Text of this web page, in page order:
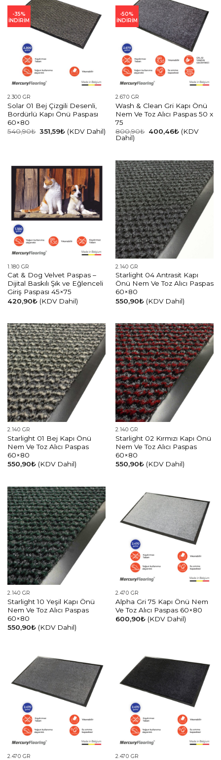
-35%
İNDİRİM
2.300 GR
Solar 01 Bej Çizgili Desenli,
Bordürlü Kapı Önü Paspası
60×80
540,90₺ Orijinal
fiyat:
351,59₺Şu
andaki
(KDV Dahil)
-50%
İNDİRİM
2.670 GR
Wash & Clean Gri Kapı Önü
Nem Ve Toz Alıcı Paspas 50 x
75
800,90₺ Orijinal
400,46₺Şu
andaki
(KDV
Dahil)
1.180 GR
Cat & Dog Velvet Paspas –
Dijital Baskılı Şık ve Eğlenceli
Giriş Paspası 45×75
420,90₺ (KDV Dahil)
2.140 GR
Starlight 04 Antrasit Kapı
Önü Nem Ve Toz Alıcı Paspas
60×80
550,90₺ (KDV Dahil)
2.140 GR
Starlight 01 Bej Kapı Önü
Nem Ve Toz Alıcı Paspas
60×80
550,90₺ (KDV Dahil)
2.140 GR
Starlight 02 Kırmızı Kapı Önü
Nem Ve Toz Alıcı Paspas
60×80
550,90₺ (KDV Dahil)
2.140 GR
Starlight 10 Yeşil Kapı Önü
Nem Ve Toz Alıcı Paspas
60×80
550,90₺ (KDV Dahil)
2.470 GR
Alpha Gri 75 Kapı Önü Nem
Ve Toz Alıcı Paspas 60×80
600,90₺ (KDV Dahil)
2.470 GR 2.470 GR